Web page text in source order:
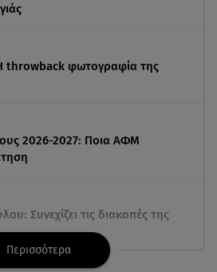
throwback φωτογραφία της
2026-2027: Ποια ΑΦΜ
Συνεχίζει τις διακοπές της
Κάπρι
Περισσότερα